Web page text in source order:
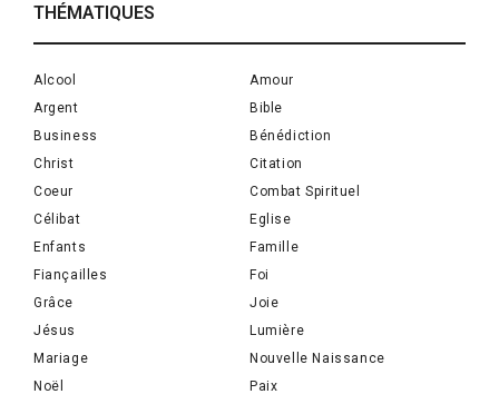
THÉMATIQUES
Alcool
Amour
Argent
Bible
Business
Bénédiction
Christ
Citation
Coeur
Combat Spirituel
Célibat
Eglise
Enfants
Famille
Fiançailles
Foi
Grâce
Joie
Jésus
Lumière
Mariage
Nouvelle Naissance
Noël
Paix